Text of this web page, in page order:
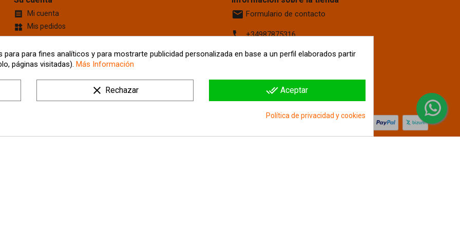
 Mi cuenta
widgets Mis pedidos
Cupones de descuento
account_box Información personal
location_on Mis Direcciones
Tus ajustes de cookies
email Formulario de contacto
phone+34987875316
location_on Calle La Fontanilla, 6
para fines analíticos y para mostrarte publicidad personalizada en base a un perfil elaborados partir
páginas visitadas). Más Información
clear Rechazar done_all Aceptar
Política de privacidad y cookies